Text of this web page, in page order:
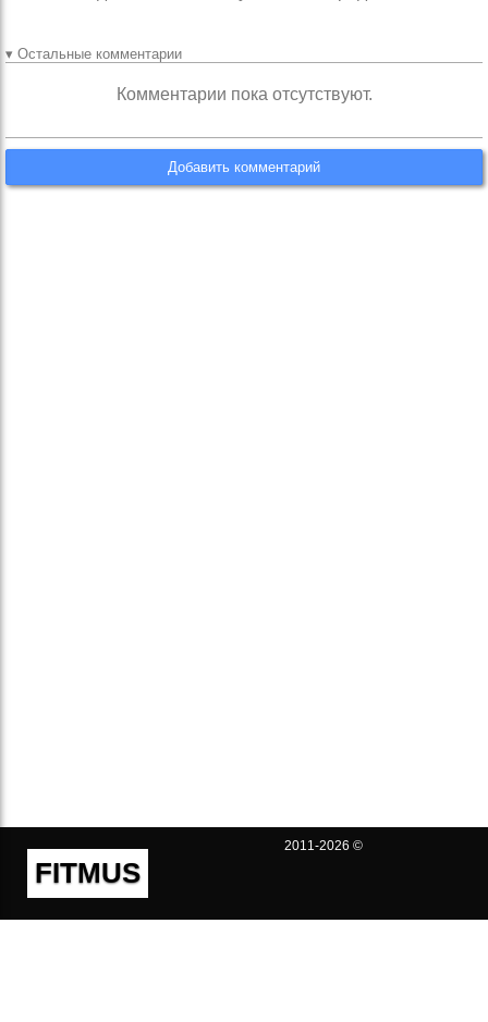
▾ Остальные комментарии
Комментарии пока отсутствуют.
Добавить комментарий
FITMUS
2011-2026 ©